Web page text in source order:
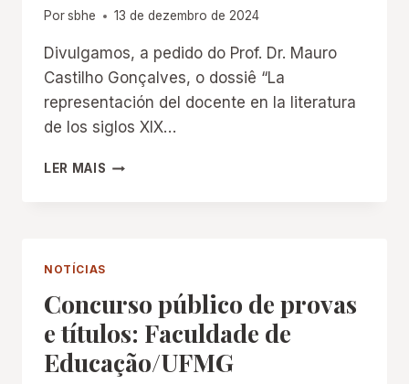
EDUCAÇÃO
XIX
–
XXI)”
Porsbhe 13 de dezembro de 2024
Divulgamos, a pedido do Prof. Dr. Mauro
Castilho Gonçalves, o dossiê “La
representación del docente en la literatura
de los siglos XIX…
LER MAIS DOSSIÊ
LITERATURA
DE
LOS
SIGLOS
XIX
NOTÍCIAS
Concurso público de provas
e títulos: Faculdade de
Educação/UFMG